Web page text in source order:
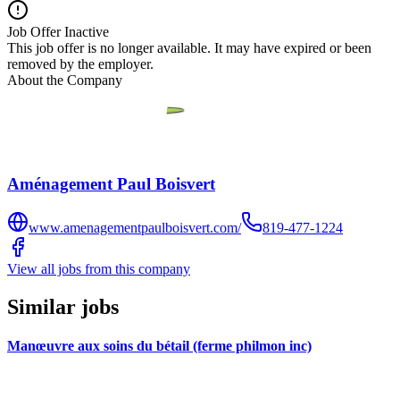
Job Offer Inactive
This job offer is no longer available. It may have expired or been
removed by the employer.
About the Company
Aménagement Paul Boisvert
www.amenagementpaulboisvert.com/ 819-477-1224
View all jobs from this company
Similar jobs
Manœuvre aux soins du bétail (ferme philmon inc)